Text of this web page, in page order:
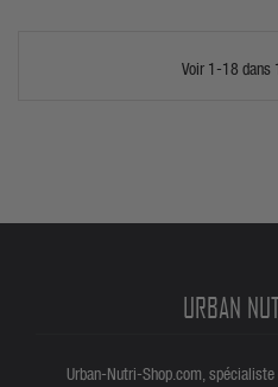
du pôle gare, ou commande en
superaliments 100% naturels
Voir 1-18 dans
URBAN
Urban-Nutri-Shop.com,